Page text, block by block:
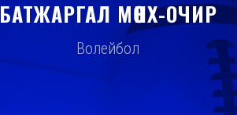
БАТЖАРГАЛ МӨНХ-ОЧИР
Волейбол